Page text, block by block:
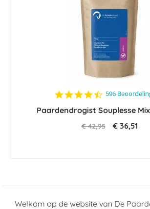
4.6
rating
596
Paardendrogist Souplesse
€ 42,95 € 36,51
Welkom op de website van De